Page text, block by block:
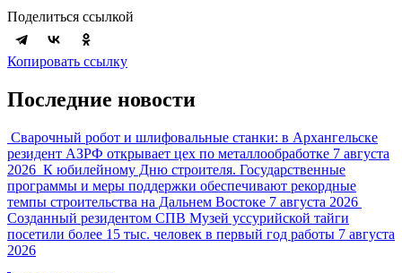
Поделиться ссылкой
Копировать ссылку
Последние новости
Сварочный робот и шлифовальные станки: в Архангельске
резидент АЗРФ открывает цех по металлообработке 7 августа
2026 К юбилейному Дню строителя. Государственные
программы и меры поддержки обеспечивают рекордные
темпы строительства на Дальнем Востоке 7 августа 2026
Созданный резидентом СПВ Музей уссурийской тайги
посетили более 15 тыс. человек в первый год работы 7 августа
2026